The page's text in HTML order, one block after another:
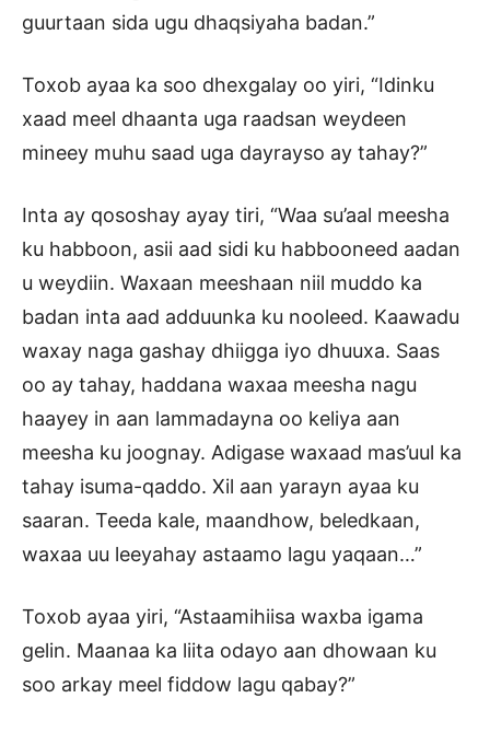
guurtaan sida ugu dhaqsiyaha badan.”
Toxob ayaa ka soo dhexgalay oo yiri, “Idinku
xaad meel dhaanta uga raadsan weydeen
mineey muhu saad uga dayrayso ay tahay?”
Inta ay qososhay ayay tiri, “Waa su’aal meesha
ku habboon, asii aad sidi ku habbooneed aadan
u weydiin. Waxaan meeshaan niil muddo ka
badan inta aad adduunka ku nooleed. Kaawadu
waxay naga gashay dhiigga iyo dhuuxa. Saas
oo ay tahay, haddana waxaa meesha nagu
haayey in aan lammadayna oo keliya aan
meesha ku joognay. Adigase waxaad mas’uul ka
tahay isuma-qaddo. Xil aan yarayn ayaa ku
saaran. Teeda kale, maandhow, beledkaan,
waxaa uu leeyahay astaamo lagu yaqaan…”
Toxob ayaa yiri, “Astaamihiisa waxba igama
gelin. Maanaa ka liita odayo aan dhowaan ku
soo arkay meel fiddow lagu qabay?”